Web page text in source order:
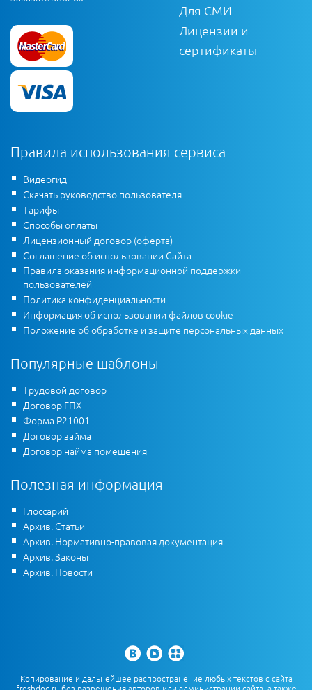
Для СМИ
Лицензии и
сертификаты
Правила использования сервиса
Видеогид
Скачать руководство пользователя
Тарифы
Способы оплаты
Лицензионный договор (оферта)
Соглашение об использовании Сайта
Правила оказания информационной поддержки
пользователей
Политика конфиденциальности
Информация об использовании файлов cookie
Положение об обработке и защите персональных данных
Популярные шаблоны
Трудовой договор
Договор ГПХ
Форма Р21001
Договор займа
Договор найма помещения
Полезная информация
Глоссарий
Архив. Статьи
Архив. Нормативно-правовая документация
Архив. Законы
Архив. Новости
Копирование и дальнейшее распространение любых текстов с сайта
freshdoc.ru без разрешения авторов или администрации сайта, а также